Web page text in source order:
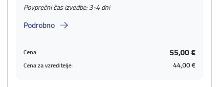
Povprečni čas izvedbe: 3-4 dni
Podrobno
Cena: 55,00 €
Cena za vzreditelje: 44,00 €